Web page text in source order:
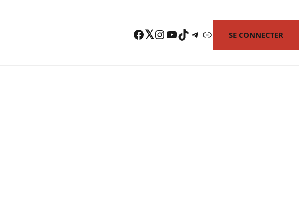
Facebook Twitter Instagram YouTube TikTok Telegram Lien SE CONNECTER